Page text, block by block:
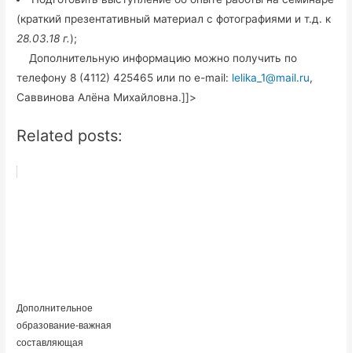
(краткий презентативный материал с фотографиями и т.д. к
28.03.18 г.);
Дополнительную информацию можно получить по
телефону 8 (4112) 425465 или по e-mail: lelika_1@mail.ru,
Саввинова Алёна Михайловна.]]>
Related posts:
Дополнительное
образование-важная
составляющая